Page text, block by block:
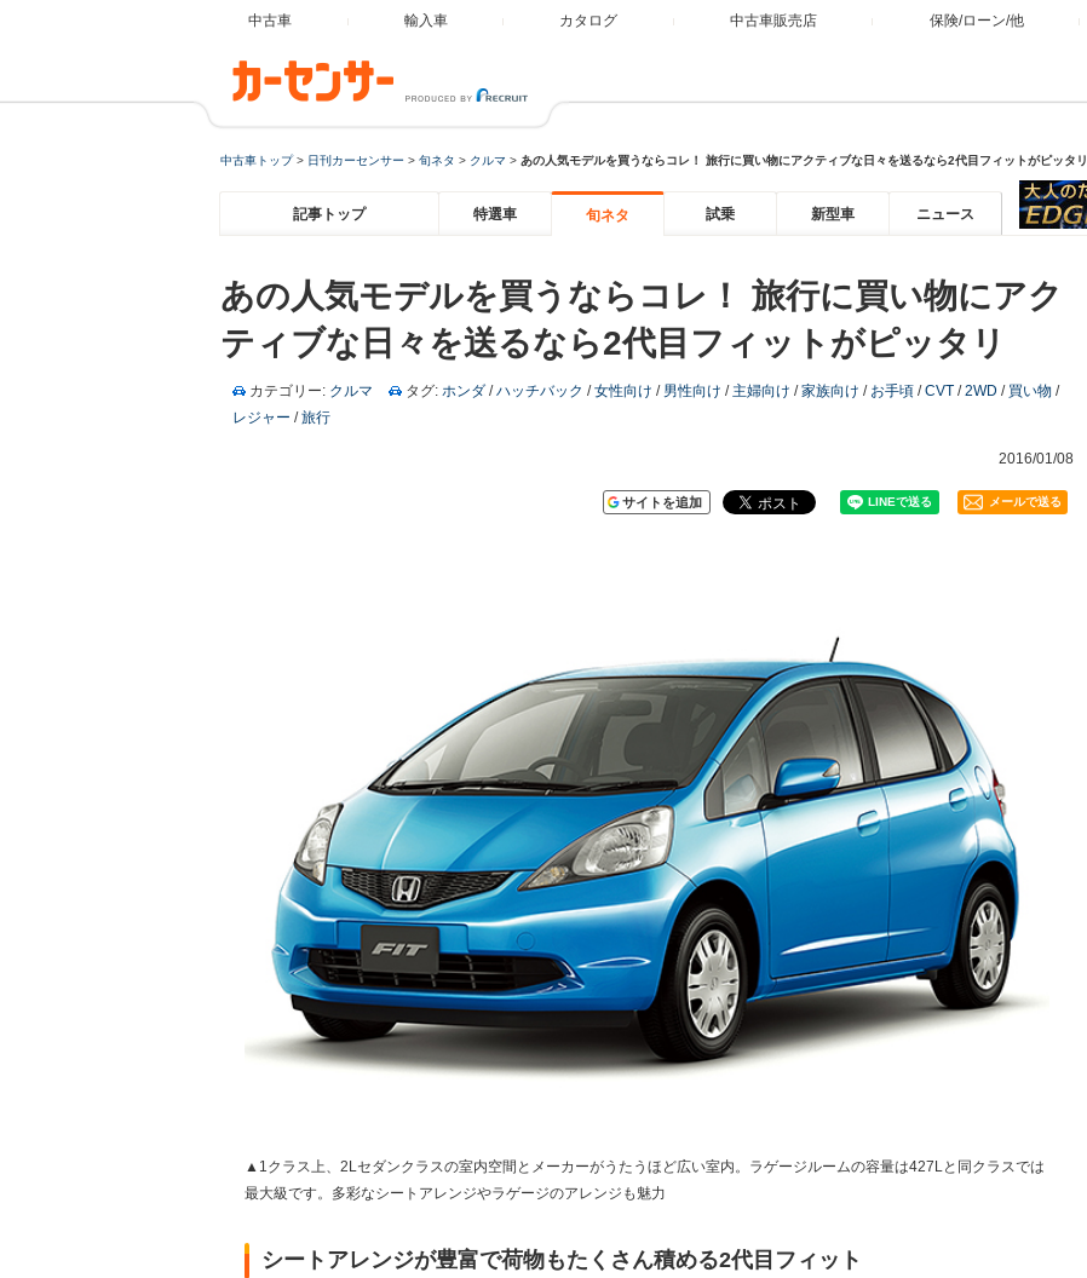
中古車 輸入車 カタログ 中古車販売店 保険/ローン/他
中古車トップ> 日刊カーセンサー > 旬ネタ > クルマ > あの人気モデルを買うならコレ！ 旅行に買い物にアクティブな日々を送るなら2代目フィットがピッタリ
記事トップ 特選車 旬ネタ 試乗 新型車 ニュース
あの人気モデルを買うならコレ！ 旅行に買い物にアク
ティブな日々を送るなら2代目フィットがピッタリ
カテゴリー: クルマ タグ: ホンダ /ハッチバック /女性向け / 男性向け / 主婦向け /家族向け / お手頃 /CVT /2WD / 買い物 /
レジャー /旅行
2016/01/08
サイトを追加 メールで送る
▲1クラス上、2Lセダンクラスの室内空間とメーカーがうたうほど広い室内。ラゲージルームの容量は427Lと同クラスでは
最大級です。多彩なシートアレンジやラゲージのアレンジも魅力
シートアレンジが豊富で荷物もたくさん積める2代目フィット